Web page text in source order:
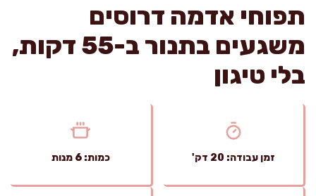
תפוחי אדמה דרוסים
משגעים בתנור ב-55 דקות,
בלי טיגון
זמן עבודה: 20 דק' כמות: 6 מנות